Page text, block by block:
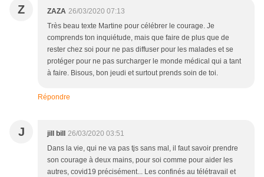
Z ZAZA 26/03/2020 07:13
Très beau texte Martine pour célébrer le courage. Je
comprends ton inquiétude, mais que faire de plus que de
rester chez soi pour ne pas diffuser pour les malades et se
protéger pour ne pas surcharger le monde médical qui a tant
à faire. Bisous, bon jeudi et surtout prends soin de toi.
Répondre
J jill bill
26/03/2020 03:51
Dans la vie, qui ne va pas tjs sans mal, il faut savoir prendre
son courage à deux mains, pour soi comme pour aider les
autres, covid19 précisément... Les confinés au télétravail et